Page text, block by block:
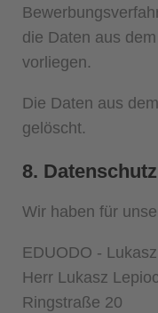
die Daten aus
vorliegen.
Die Daten aus
gelöscht.
8.
Wir haben für
EDUODO -
Herr Lukasz
Ringstraße 20